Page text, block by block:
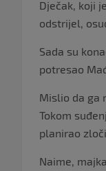
Dječak, koji
odstrijel,
Sada su
potresao
Mislio da ga
Tokom
planirao
Naime,